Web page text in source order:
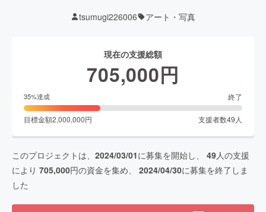
tsumugi226006 アート・写真
現在の支援総額
705,000円
35%達成 終了
目標金額2,000,000円 支援者数49 人
このプロジェクトは、 2024/03/01に募集を開始し、 49人の支援
により 705,000円の資金を集め、 2024/04/30に募集を終了しま
した